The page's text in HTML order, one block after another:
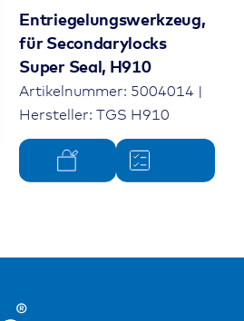
Entriegelungswerkzeug,
für Secondarylocks
Super Seal, H910
Artikelnummer: 5004014 |
Hersteller: TGS H910